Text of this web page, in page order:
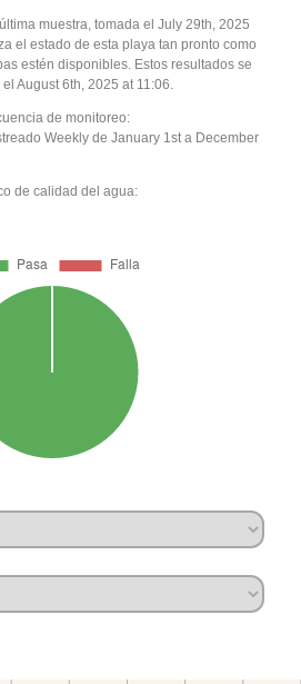
muestra, tomada el July 29th, 2025
el estado de esta playa tan pronto como
estén disponibles. Estos resultados se
August 6th, 2025 at 11:06.
de monitoreo:
Weekly de January 1st a December
de calidad del agua: